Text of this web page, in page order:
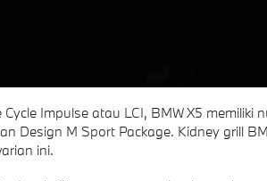
Impulse atau LCI, BMW X5 memiliki
Design M Sport Package. Kidney grill
ini.